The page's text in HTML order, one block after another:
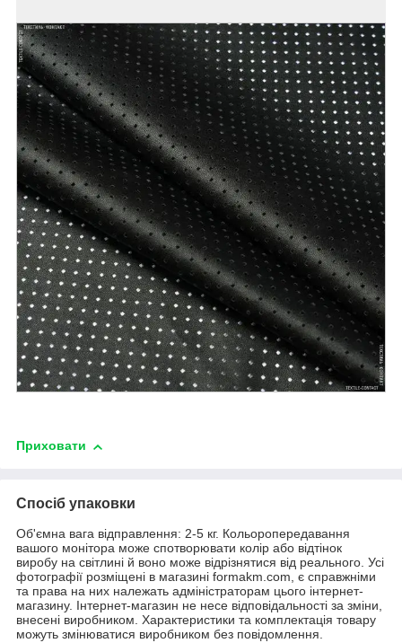
Приховати
Спосіб упаковки
Об'ємна вага відправлення: 2-5 кг. Кольоропередавання
вашого монітора може спотворювати колір або відтінок
виробу на світлині й воно може відрізнятися від реального. Усі
фотографії розміщені в магазині formakm.com, є справжніми
та права на них належать адміністраторам цього інтернет-
магазину. Інтернет-магазин не несе відповідальності за зміни,
внесені виробником. Характеристики та комплектація товару
можуть змінюватися виробником без повідомлення.